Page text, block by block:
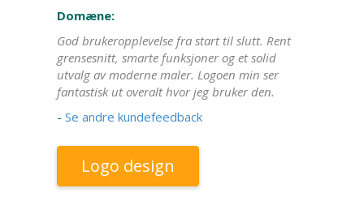
Domæne:
God brukeropplevelse fra start til slutt. Rent
grensesnitt, smarte funksjoner og et solid
utvalg av moderne maler. Logoen min ser
fantastisk ut overalt hvor jeg bruker den.
- Se andre kundefeedback
Logo design